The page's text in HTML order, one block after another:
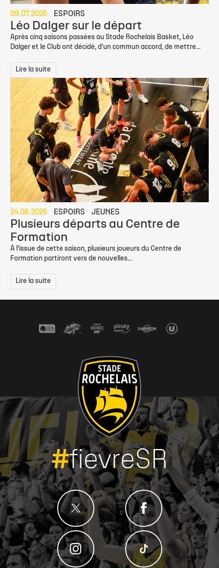
09.07.2026 ESPOIRS
Léo Dalger sur le départ
Après cinq saisons passées au Stade Rochelais Basket, Léo
Dalger et le Club ont décidé, d'un commun accord, de mettre...
Lire la suite
24.06.2026 ESPOIRS JEUNES
Plusieurs départs au Centre de
Formation
À l’issue de cette saison, plusieurs joueurs du Centre de
Formation partiront vers de nouvelles...
Lire la suite
#fievreSR